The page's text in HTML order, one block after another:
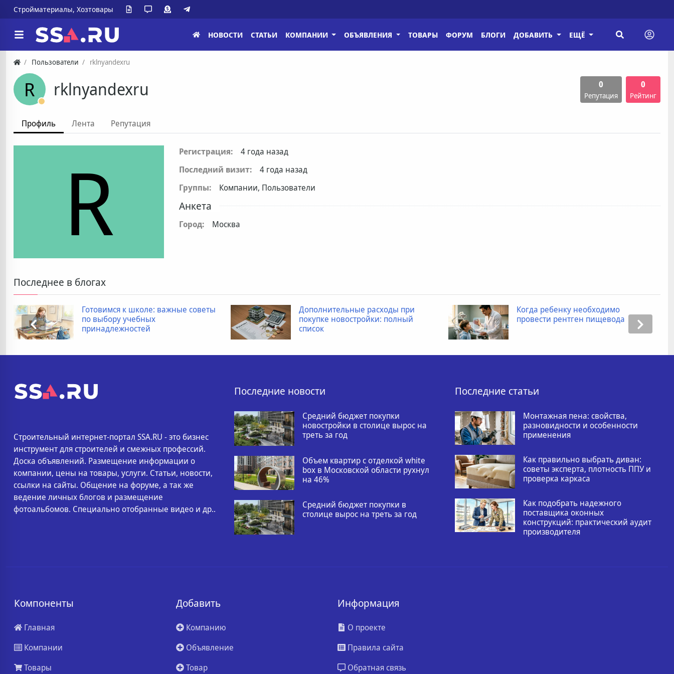
Стройматериалы, Хозтовары
НОВОСТИ СТАТЬИ КОМПАНИИ ОБЪЯВЛЕНИЯ ТОВАРЫ ФОРУМ БЛОГИ ДОБАВИТЬ ЕЩЁ
Пользователи rklnyandexru
R rklnyandexru 0
Репутация
0
Рейтинг
Профиль Лента Репутация
R Регистрация:
4 года назад
Последний визит:
4 года назад
Группы:
Компании, Пользователи
Анкета
Город: Москва
Последнее в блогах
Готовимся к школе: важные советы
по выбору учебных
принадлежностей
Дополнительные расходы при
покупке новостройки: полный
список
Когда ребенку необходимо
провести рентген пищевода
Строительный интернет-портал SSA.RU - это бизнес
инструмент для строителей и смежных профессий.
Доска объявлений. Размещение информации о
компании, цены на товары, услуги. Статьи, новости,
ссылки на сайты. Общение на форуме, а так же
ведение личных блогов и размещение
фотоальбомов. Специально отобранные видео и др..
Последние новости
Средний бюджет покупки
новостройки в столице вырос на
треть за год
Объем квартир с отделкой white
box в Московской области рухнул
на 46%
Средний бюджет покупки в
столице вырос на треть за год
Последние статьи
Монтажная пена: свойства,
разновидности и особенности
применения
Как правильно выбрать диван:
советы эксперта, плотность ППУ и
проверка каркаса
Как подобрать надежного
поставщика оконных
конструкций: практический аудит
производителя
Компоненты
Главная
Компании
Товары
Добавить
Компанию
Объявление
Товар
Информация
О проекте
Правила сайта
Обратная связь